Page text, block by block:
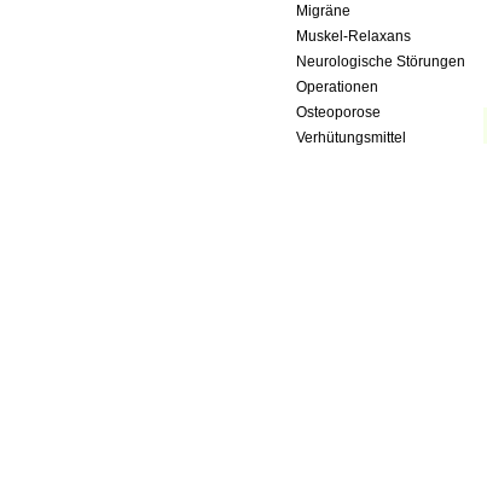
Migräne
Muskel-Relaxans
Neurologische Störungen
Operationen
Osteoporose
Verhütungsmittel